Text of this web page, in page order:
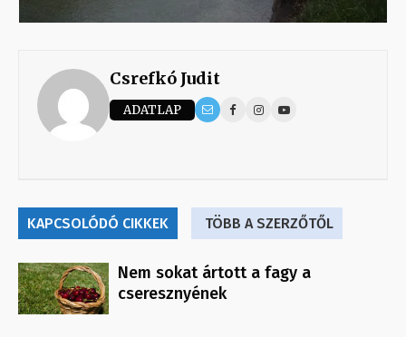
Csrefkó Judit
ADATLAP
KAPCSOLÓDÓ CIKKEK TÖBB A SZERZŐTŐL
Nem sokat ártott a fagy a
cseresznyének